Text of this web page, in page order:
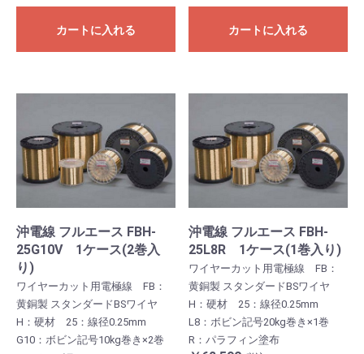
カートに入れる カートに入れる
沖電線 フルエース FBH-
25G10V 1ケース(2巻入
り)
ワイヤーカット用電極線 FB：
黄銅製 スタンダードBSワイヤ
H：硬材 25：線径0.25mm
G10：ボビン記号10kg巻き×2巻
沖電線 フルエース FBH-
25L8R 1ケース(1巻入り)
ワイヤーカット用電極線 FB：
黄銅製 スタンダードBSワイヤ
H：硬材 25：線径0.25mm
L8：ボビン記号20kg巻き×1巻
R：パラフィン塗布